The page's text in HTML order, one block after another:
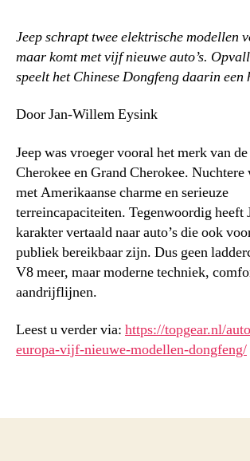
Jeep schrapt twee elektrische modellen
maar komt met vijf nieuwe auto’s.
speelt het Chinese Dongfeng daarin een
Door Jan-Willem Eysink
Jeep was vroeger vooral het merk van
Cherokee en Grand Cherokee. Nuchtere
met Amerikaanse charme en serieuze
terreincapaciteiten. Tegenwoordig heeft
karakter vertaald naar auto’s die ook
publiek bereikbaar zijn. Dus geen
V8 meer, maar moderne techniek,
aandrijflijnen.
Leest u verder via: https://topgear.nl/
europa-vijf-nieuwe-modellen-dongfeng/